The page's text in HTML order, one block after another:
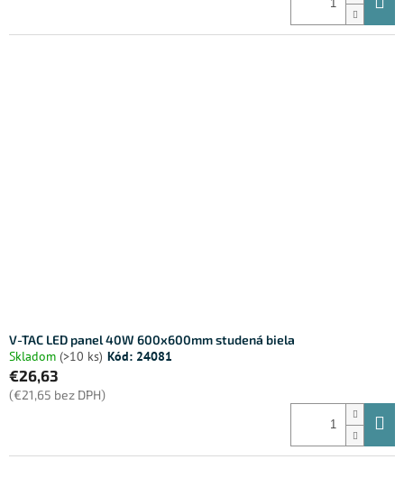
V-TAC LED panel 40W 600x600mm studená biela
Skladom (>10 ks) Kód: 24081
€26,63
(€21,65 bez DPH)